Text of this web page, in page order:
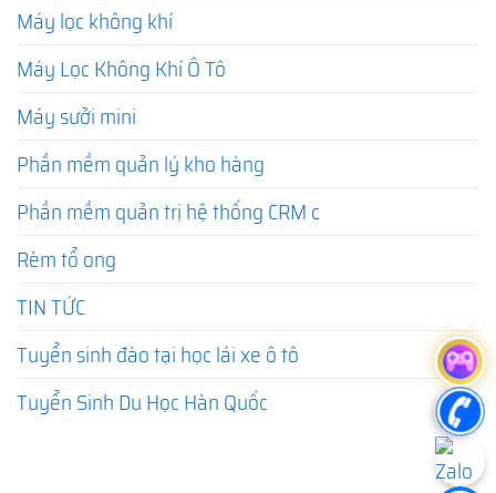
Máy lọc không khí
Máy Lọc Không Khí Ô Tô
Máy sưởi mini
Phần mềm quản lý kho hàng
Phần mềm quản trị hệ thống CRM c
Rèm tổ ong
TIN TỨC
Tuyển sinh đào tại học lái xe ô tô
Tuyển Sinh Du Học Hàn Quốc